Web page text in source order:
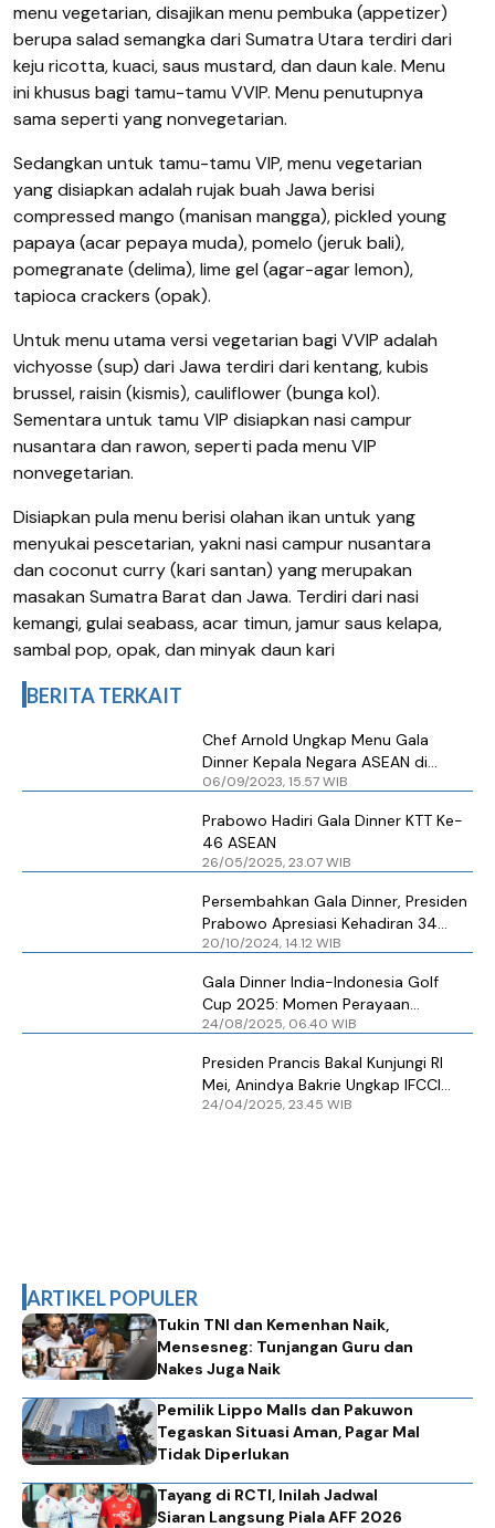
menu vegetarian, disajikan menu pembuka (appetizer)
berupa salad semangka dari Sumatra Utara terdiri dari
keju ricotta, kuaci, saus mustard, dan daun kale. Menu
ini khusus bagi tamu-tamu VVIP. Menu penutupnya
sama seperti yang nonvegetarian.
Sedangkan untuk tamu-tamu VIP, menu vegetarian
yang disiapkan adalah rujak buah Jawa berisi
compressed mango (manisan mangga), pickled young
papaya (acar pepaya muda), pomelo (jeruk bali),
pomegranate (delima), lime gel (agar-agar lemon),
tapioca crackers (opak).
Untuk menu utama versi vegetarian bagi VVIP adalah
vichyosse (sup) dari Jawa terdiri dari kentang, kubis
brussel, raisin (kismis), cauliflower (bunga kol).
Sementara untuk tamu VIP disiapkan nasi campur
nusantara dan rawon, seperti pada menu VIP
nonvegetarian.
Disiapkan pula menu berisi olahan ikan untuk yang
menyukai pescetarian, yakni nasi campur nusantara
dan coconut curry (kari santan) yang merupakan
masakan Sumatra Barat dan Jawa. Terdiri dari nasi
kemangi, gulai seabass, acar timun, jamur saus kelapa,
sambal pop, opak, dan minyak daun kari
BERITA TERKAIT
Chef Arnold Ungkap Menu Gala
Dinner Kepala Negara ASEAN di
Hutan Kota GBK
06/09/2023, 15.57 WIB
Prabowo Hadiri Gala Dinner KTT Ke-
46 ASEAN
26/05/2025, 23.07 WIB
Persembahkan Gala Dinner, Presiden
Prabowo Apresiasi Kehadiran 34
20/10/2024, 14.12 WIB
Gala Dinner India-Indonesia Golf
Cup 2025: Momen Perayaan
Persahabatan Kedua Negara
24/08/2025, 06.40 WIB
Presiden Prancis Bakal Kunjungi RI
Mei, Anindya Bakrie Ungkap IFCCI
Gala Dinner 2025 Jadi Kesempatan
24/04/2025, 23.45 WIB
ARTIKEL POPULER
Tukin TNI dan Kemenhan Naik,
Mensesneg: Tunjangan Guru dan
Nakes Juga Naik
Pemilik Lippo Malls dan Pakuwon
Tegaskan Situasi Aman, Pagar Mal
Tidak Diperlukan
Tayang di RCTI, Inilah Jadwal
Siaran Langsung Piala AFF 2026